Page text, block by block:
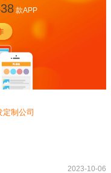
款APP
制公司
2023-10-06